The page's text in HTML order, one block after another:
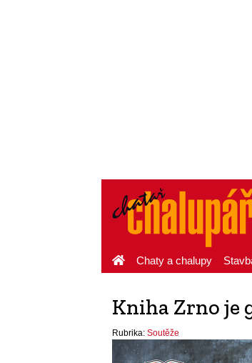
Chaty a chalupy
Kniha Zrno je
Rubrika: Soutěže